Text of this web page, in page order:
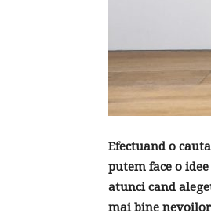
Efectuand o
putem face o
atunci cand
mai bine